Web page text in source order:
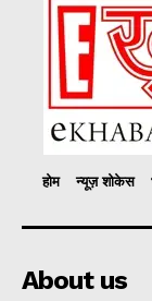
होम न्यूज़ शोकेस
About us